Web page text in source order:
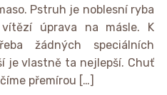
Pstruh je noblesní ryba
úprava na másle. K
žádných speciálních
je vlastně ta nejlepší. Chuť
přemírou […]